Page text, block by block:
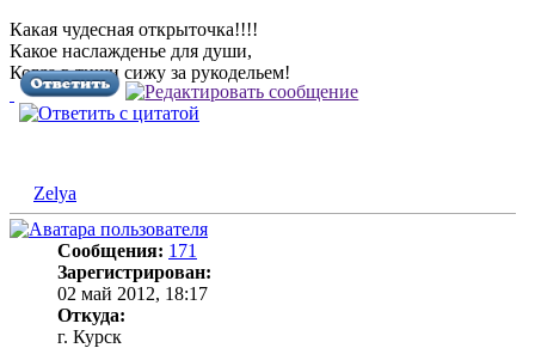
Какая чудесная открыточка!!!!
Какое наслажденье для души,
Когда в тиши сижу за рукодельем!
Zelya
Сообщения: 171
Зарегистрирован:
02 май 2012, 18:17
Откуда:
г. Курск